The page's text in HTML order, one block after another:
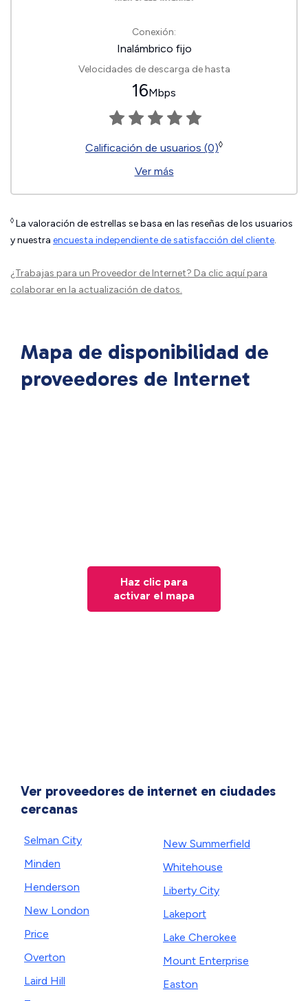
Conexión:
Inalámbrico fijo
Velocidades de descarga de hasta
16Mbps
Calificación de usuarios (0)◊
Ver más
◊ La valoración de estrellas se basa en las reseñas de los usuarios
y nuestra encuesta independiente de satisfacción del cliente.
¿Trabajas para un Proveedor de Internet? Da clic aquípara
colaborar en la actualización de datos.
Mapa de disponibilidad de
proveedores de Internet
Haz clic para
activar el mapa
Ver proveedores de internet en ciudades
cercanas
Selman City
Minden
Henderson
New London
Price
Overton
Laird Hill
New Summerfield
Whitehouse
Liberty City
Lakeport
Lake Cherokee
Mount Enterprise
Easton